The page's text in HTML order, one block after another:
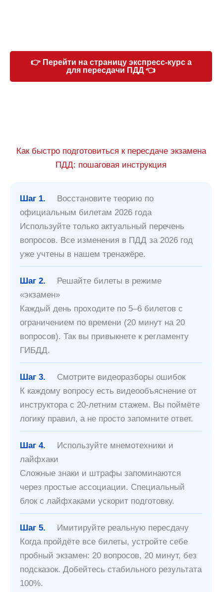
👉 Перейти на страницу экспресс-курс а
для пересдачи ПДД 👈
Как быстро подготовиться к пересдаче экзамена
ПДД: пошаговая инструкция
Шаг 1.
Восстановите теорию по
официальным билетам 2026 года
Используйте только актуальный перечень
вопросов. Все изменения в ПДД за 2026 год
уже учтены в нашем тренажёре.
Шаг 2.
Решайте билеты в режиме
«экзамен»
Каждый день проходите по 5–6 билетов с
ограничением по времени (20 минут на 20
вопросов). Так вы привыкнете к регламенту
ГИБДД.
Шаг 3.
Смотрите видеоразборы ошибок
К каждому вопросу есть видеообъяснение от
инструктора с 20-летним стажем. Вы поймёте
логику правил, а не просто запомните ответ.
Шаг 4.
Используйте мнемотехники и
лайфхаки
Сложные знаки и штрафы запоминаются
через простые ассоциации. Специальный
блок с лайфхаками ускорит подготовку.
Шаг 5.
Имитируйте реальную пересдачу
Когда пройдёте все билеты, устройте себе
пробный экзамен: 20 вопросов, 20 минут, без
подсказок. Добейтесь стабильного результата
100%.